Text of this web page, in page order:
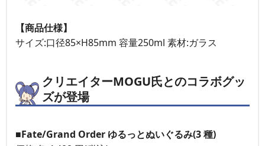
【商品仕様】
サイズ:口径85×H85mm 容量250ml 素材:ガラス
クリエイターMOGU氏とのコラボグッ
ズが登場
■Fate/Grand Order ゆるっとぬいぐるみ(3 種)